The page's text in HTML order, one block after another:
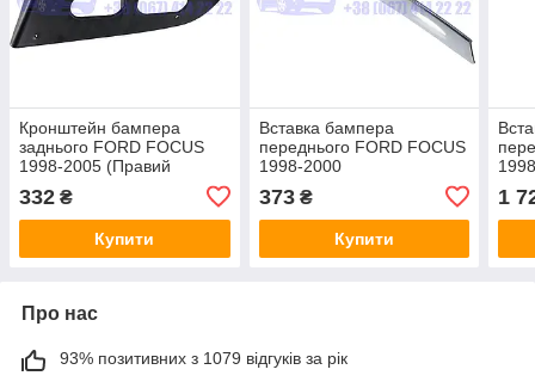
Кронштейн бампера
заднього FORD FOCUS
1998-2005 (Правий
(1088404/98ABF17E850AE/330613)
CABU
332 ₴
Купити
Вставка бампера
переднього FORD FOCUS
1998-2000
(1097098/98AB17D749DF/331619)
CABU
373₴
Купити
1
Про нас
93% позитивних з 1079 відгуків за рік